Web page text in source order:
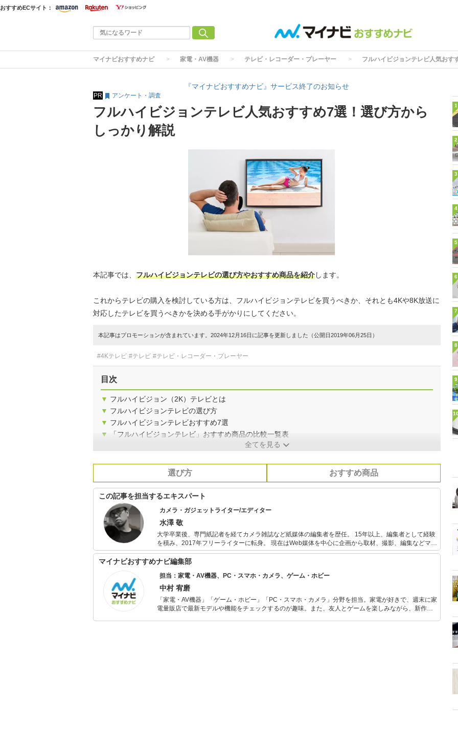
おすすめECサイト：
マイナビおすすめナビ 家電・AV機器 テレビ・レコーダー・プレーヤー フルハイビジョンテレビ人気おす
『マイナビおすすめナビ』サービス終了のお知らせ
PR アンケート・調査
フルハイビジョンテレビ人気おすすめ7選！選び方から
しっかり解説
本記事では、 フルハイビジョンテレビの選び方やおすすめ商品を紹介します。
これからテレビの購入を検討している方は、フルハイビジョンテレビを買うべきか、それとも4Kや8K放送に
対応したテレビを買うべきかを決める手がかりにしてください。
本記事はプロモーションが含まれています。2024年12月16日に記事を更新しました（公開日2019年06月25日）
#4Kテレビ #テレビ #テレビ・レコーダー・プレーヤー
目次
▼ フルハイビジョン（2K）テレビとは
▼ フルハイビジョンテレビの選び方
▼ フルハイビジョンテレビおすすめ7選
▼
「フルハイビジョンテレビ」おすすめ商品の比較一覧表
全てを見る
選び方 おすすめ商品
この記事を担当するエキスパート
カメラ・ガジェットライター/エディター
水澤 敬
大学卒業後、専門紙記者を経てカメラ雑誌など紙媒体の編集者を歴任。 15年以上、編集者として経験
を積み、2017年フリーライターに転身。 現在はWeb媒体を中心に企画から取材、撮影、編集などマル
チに活動中。 得意ジャンルはカメラ・写真、ガジェット全般。 著作に『「ボカロP」になる本』（工
学社・ペンネーム「タック二階堂」名義）がある。
マイナビおすすめナビ編集部
担当：家電・AV機器、PC・スマホ・カメラ、ゲーム・ホビー
中村 宥磨
「家電・AV機器」「ゲーム・ホビー」「PC・スマホ・カメラ」分野を担当。家電が好きで、週末に家
電量販店で最新モデルや機能をチェックするのが趣味。また、友人とゲームを楽しみながら、新作タ
1
2
3
4
5
6
7
8
9